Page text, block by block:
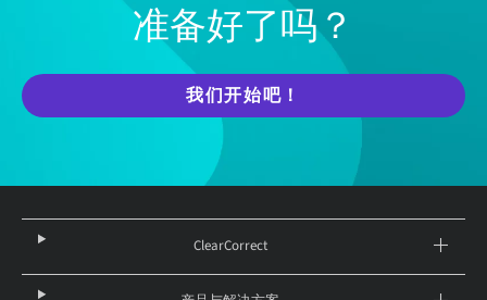
准备好了吗？
我们开始吧！
ClearCorrect